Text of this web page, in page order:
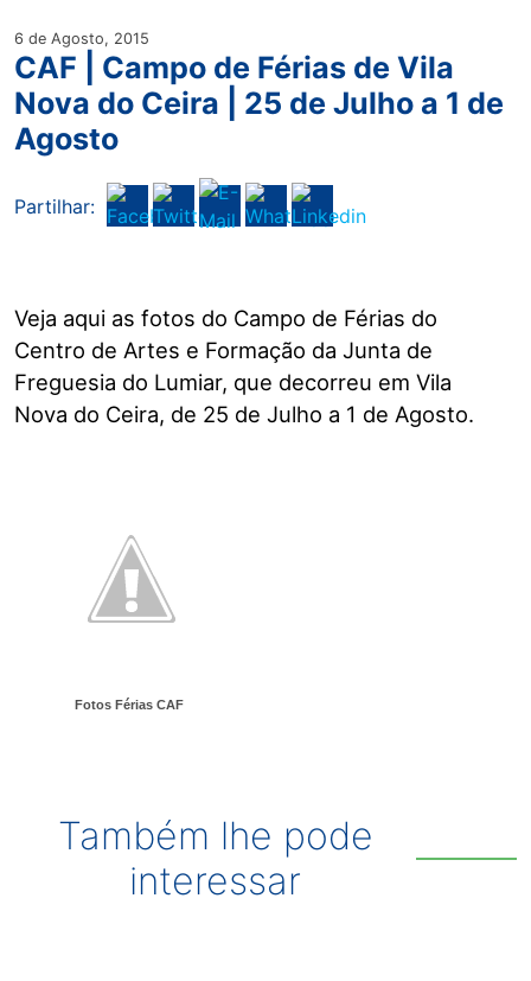
6 de Agosto, 2015
CAF | Campo de Férias de Vila
Nova do Ceira | 25 de Julho a 1 de
Agosto
Partilhar:
Veja aqui as fotos do Campo de Férias do
Centro de Artes e Formação da Junta de
Freguesia do Lumiar, que decorreu em Vila
Nova do Ceira, de 25 de Julho a 1 de Agosto.
Fotos Férias CAF
Também lhe pode
interessar